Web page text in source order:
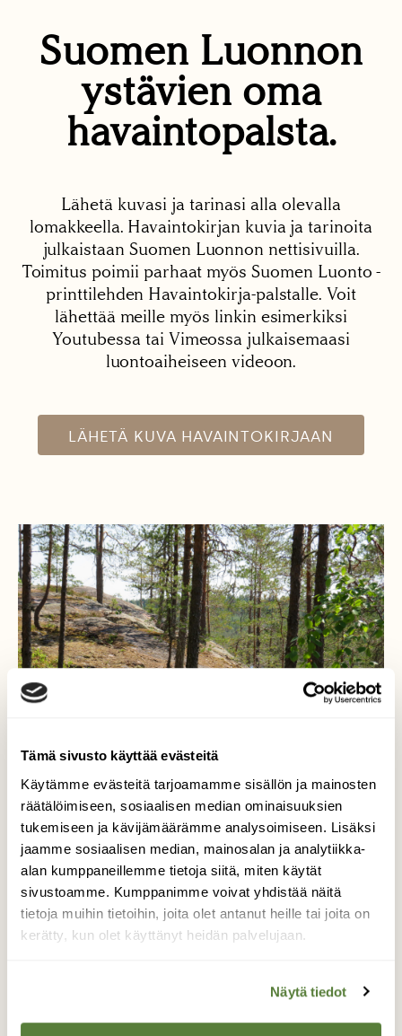
Tämä sivusto käyttää evästeitä
Käytämme evästeitä tarjoamamme sisällön ja mainosten
räätälöimiseen, sosiaalisen median ominaisuuksien
tukemiseen ja kävijämäärämme analysoimiseen. Lisäksi
jaamme sosiaalisen median, mainosalan ja analytiikka-
alan kumppaneillemme tietoja siitä, miten käytät
sivustoamme. Kumppanimme voivat yhdistää näitä
tietoja muihin tietoihin, joita olet antanut heille tai joita on
kerätty, kun olet käyttänyt heidän palvelujaan.
Näytä tiedot
Suomen Luonnon
ystävien oma
havaintopalsta.
Lähetä kuvasi ja tarinasi alla olevalla
lomakkeella. Havaintokirjan kuvia ja tarinoita
julkaistaan Suomen Luonnon nettisivuilla.
Toimitus poimii parhaat myös Suomen Luonto -
printtilehden Havaintokirja-palstalle. Voit
lähettää meille myös linkin esimerkiksi
Youtubessa tai Vimeossa julkaisemaasi
luontoaiheiseen videoon.
LÄHETÄ KUVA HAVAINTOKIRJAAN
Vuorijärven kalliota
Luontoretki Vuorijärvelle